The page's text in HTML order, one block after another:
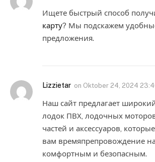
Ищете быстрый способ
карту? Мы подскажем
предложения.
Lizzietar on Oktober 24, 2024
Наш сайт предлагает
лодок ПВХ, лодочных
частей и аксессуаров,
вам времяпрепровождение
комфортным и безопасным.